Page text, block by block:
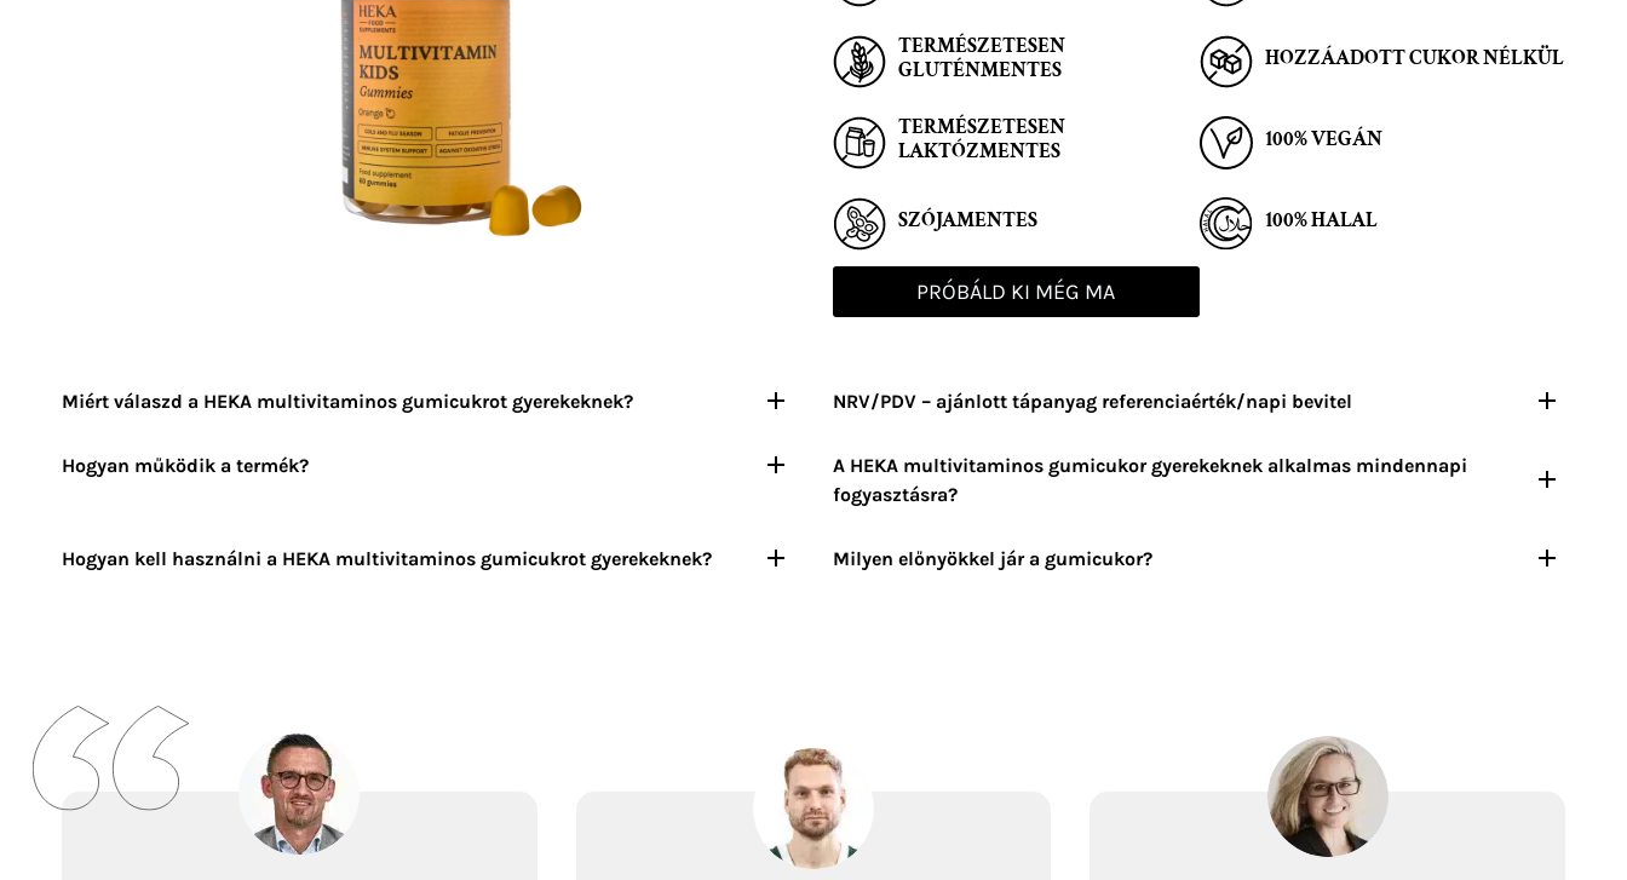
TERMÉSZETESEN
GLUTÉNMENTES
TERMÉSZETESEN
LAKTÓZMENTES
SZÓJAMENTES
HOZZÁADOTT CUKOR NÉLKÜL
100% VEGÁN
100% HALAL
PRÓBÁLD KI MÉG MA
Miért válaszd a HEKA multivitaminos gumicukrot gyerekeknek? NRV/PDV – ajánlott tápanyag referenciaérték/napi bevitel
Hogyan működik a termék? A HEKA multivitaminos gumicukor gyerekeknek alkalmas mindennapi
fogyasztásra?
Hogyan kell használni a HEKA multivitaminos gumicukrot gyerekeknek? Milyen előnyökkel jár a gumicukor?